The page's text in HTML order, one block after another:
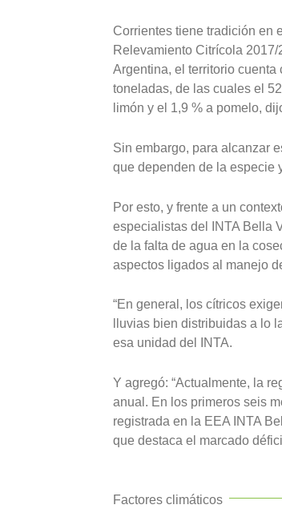
Corrientes tiene tradición en
Relevamiento Citrícola
Argentina, el territorio cuenta
toneladas, de las cuales el
limón y el 1,9 % a pomelo,
Sin embargo, para alcanzar
que dependen de la especie
Por esto, y frente a un
especialistas del INTA Bella
de la falta de agua en la
aspectos ligados al manejo
“En general, los cítricos
lluvias bien distribuidas a lo
esa unidad del INTA.
Y agregó: “Actualmente, la
anual. En los primeros seis
registrada en la EEA INTA
que destaca el marcado
Factores climáticos